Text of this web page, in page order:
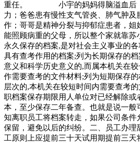
重任。 小宇的妈妈得脑溢血后，
力；爸爸患有慢性支气管炎、肺气肿及
作；哥哥是精神分裂与抑郁症患者，姐
能照顾病重的父母，所以整个家就
永久保存的档案,是对社会主义事业的
具有查考作用的档案;列为长期保存的
意义和科学历史意义的,而属本机关在
作需要查考的文件材料;列为短期保存
层次的,本机关在较短时间内需要查考
职档案保存期限用人单位对已经解除或
本，至少保存二年备查。也就是说一般
知离职员工将档案转走，如果公司条件
保留，避免以后的纠纷。二、员工办理
工原则上应提前三十天试用期提前三天